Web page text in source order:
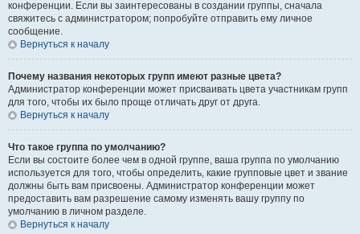
конференции. Если вы заинтересованы в создании группы, сначала
свяжитесь с администратором; попробуйте отправить ему личное
сообщение.
Вернуться к началу
Почему названия некоторых групп имеют разные цвета?
Администратор конференции может присваивать цвета участникам групп
для того, чтобы их было проще отличать друг от друга.
Вернуться к началу
Что такое группа по умолчанию?
Если вы состоите более чем в одной группе, ваша группа по умолчанию
используется для того, чтобы определить, какие групповые цвет и звание
должны быть вам присвоены. Администратор конференции может
предоставить вам разрешение самому изменять вашу группу по
умолчанию в личном разделе.
Вернуться к началу